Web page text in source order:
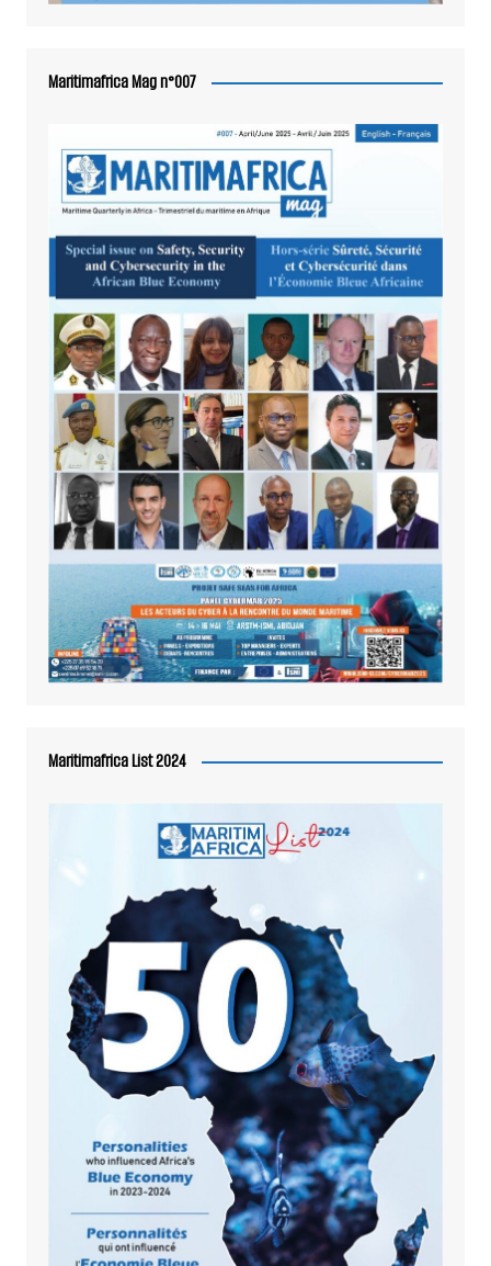
Maritimafrica Mag n°007
Maritimafrica List 2024